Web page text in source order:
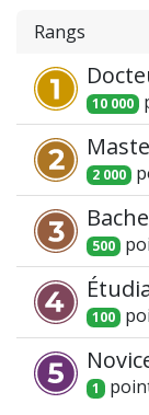
Rangs
10 000
2 000
500
100
1